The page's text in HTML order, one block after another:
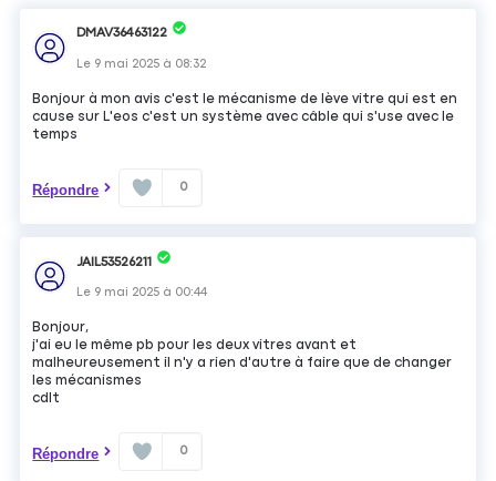
DMAV36463122
Le 9 mai 2025 à 08:32
Bonjour à mon avis c'est le mécanisme de lève vitre qui est en
cause sur L'eos c'est un système avec câble qui s'use avec le
temps
Répondre 0
JAIL53526211
Le 9 mai 2025 à 00:44
Bonjour,
j'ai eu le même pb pour les deux vitres avant et
malheureusement il n'y a rien d'autre à faire que de changer
les mécanismes
cdlt
Répondre 0